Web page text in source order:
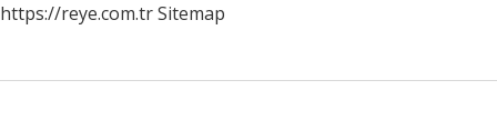
https://reye.com.trSitemap